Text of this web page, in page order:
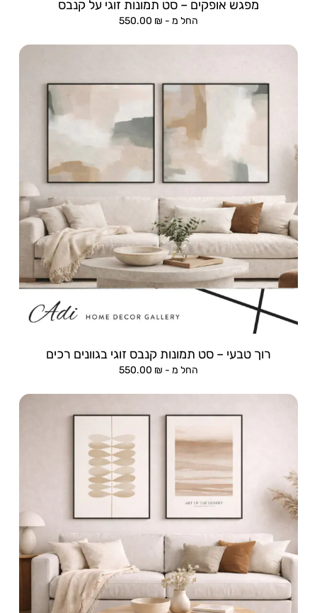
מפגש אופקים – סט תמונות זוגי על קנבס
החל מ - 550.00 ₪
רוך טבעי – סט תמונות קנבס זוגי בגוונים רכים
החל מ - 550.00 ₪